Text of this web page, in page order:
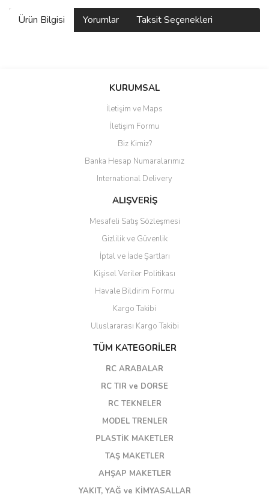
Ürün Bilgisi Yorumlar Taksit Seçenekleri
Bu ürüne ilk yorumu siz yapın!
Yorum Yaz
KURUMSAL
İletişim ve Maps
İletişim Formu
Biz Kimiz?
Banka Hesap Numaralarımız
International Delivery
ALIŞVERİŞ
Mesafeli Satış Sözleşmesi
Gizlilik ve Güvenlik
İptal ve İade Şartları
Kişisel Veriler Politikası
Havale Bildirim Formu
Kargo Takibi
Uluslararası Kargo Takibi
TÜM KATEGORİLER
RC ARABALAR
RC TIR ve DORSE
RC TEKNELER
MODEL TRENLER
PLASTİK MAKETLER
TAŞ MAKETLER
AHŞAP MAKETLER
YAKIT, YAĞ ve KİMYASALLAR